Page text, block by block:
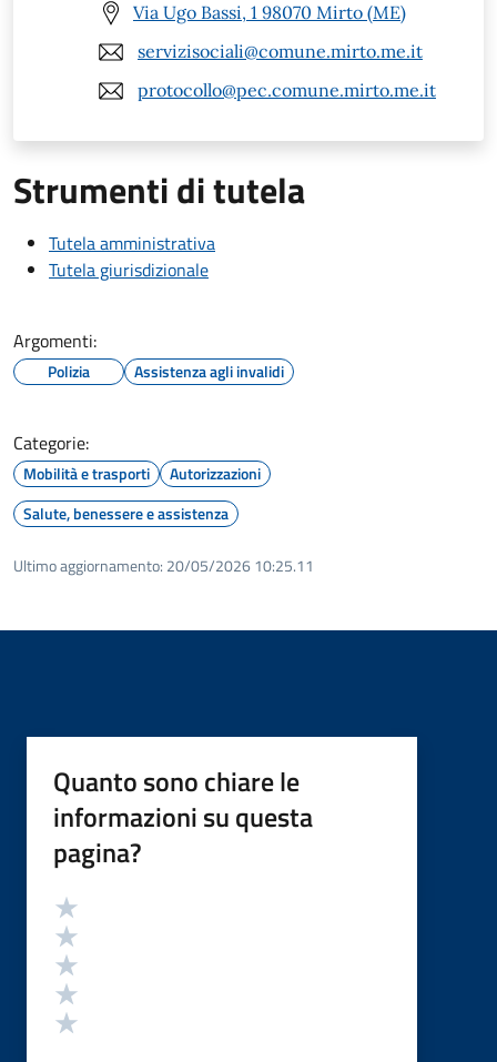
Via Ugo Bassi, 1 98070 Mirto (ME)
servizisociali@comune.mirto.me.it
protocollo@pec.comune.mirto.me.it
Strumenti di tutela
Tutela amministrativa
Tutela giurisdizionale
Argomenti:
Polizia Assistenza agli invalidi
Categorie:
Mobilità e trasporti
Autorizzazioni
Salute, benessere e assistenza
Ultimo aggiornamento: 20/05/2026 10:25.11
Quanto sono chiare le
informazioni su questa
pagina?
Valutazione